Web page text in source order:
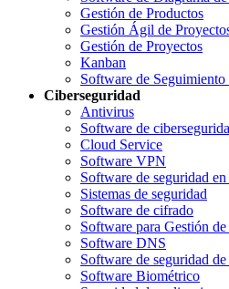
Gestión de Productos
Gestión Ágil de
Gestión de Proyectos
Kanban
Software de
Ciberseguridad
Antivirus
Software de
Cloud Service
Software VPN
Software de seguridad
Sistemas de seguridad
Software de cifrado
Software para Gestión
Software DNS
Software de seguridad de
Software Biométrico